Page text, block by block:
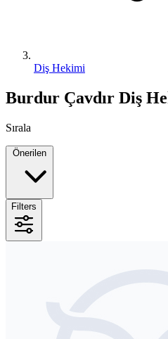
Diş Hekimi
Burdur Çavdır Diş
Sırala
Filters